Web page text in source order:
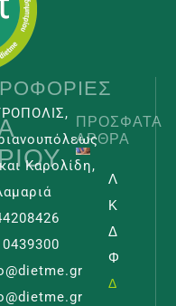
Καρολίδη,
ΠΡΌΣΦΑΤΑ
ΆΡΘΡΑ
Και
Φροντίδα
Διαβάστε